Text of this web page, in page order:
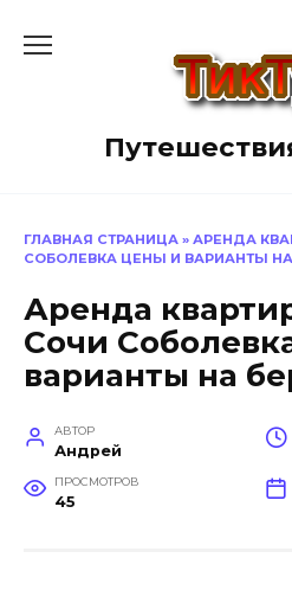
ГЛАВНАЯ СТРАНИЦА » АРЕНДА
СОБОЛЕВКА ЦЕНЫ И ВАРИАНТЫ
Аренда
Сочи
варианты на
АВТОР
Андрей
ПРОСМОТРОВ
45